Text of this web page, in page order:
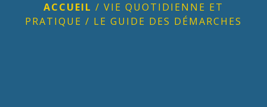
ACCUEIL / VIE QUOTIDIENNE ET
PRATIQUE / LE GUIDE DES DÉMARCHES